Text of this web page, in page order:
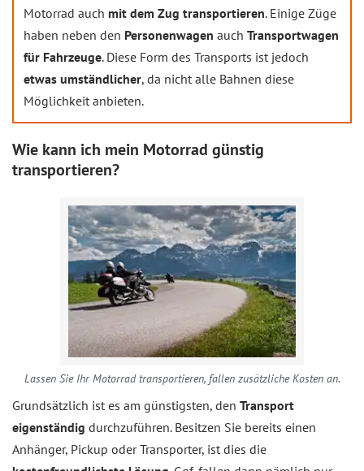
Motorrad auch mit dem Zug transportieren. Einige Züge
haben neben den Personenwagen auch Transportwagen
für Fahrzeuge. Diese Form des Transports ist jedoch
etwas umständlicher, da nicht alle Bahnen diese
Möglichkeit anbieten.
Wie kann ich mein Motorrad günstig
transportieren?
Lassen Sie Ihr Motorrad transportieren, fallen zusätzliche Kosten an.
Grundsätzlich ist es am günstigsten, den Transport
eigenständig durchzuführen. Besitzen Sie bereits einen
Anhänger, Pickup oder Transporter, ist dies die